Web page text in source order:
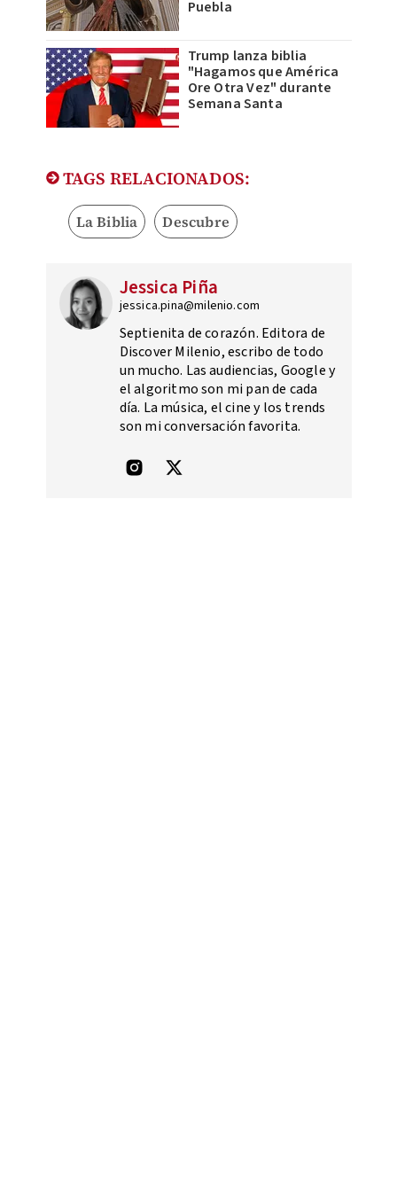
Puebla
Trump lanza biblia
"Hagamos que América
Ore Otra Vez" durante
Semana Santa
TAGS RELACIONADOS:
La Biblia Descubre
Jessica Piña
jessica.pina@milenio.com
Septienita de corazón. Editora de
Discover Milenio, escribo de todo
un mucho. Las audiencias, Google y
el algoritmo son mi pan de cada
día. La música, el cine y los trends
son mi conversación favorita.